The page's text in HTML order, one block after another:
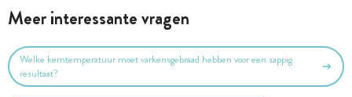
Meer interessante vragen
Welke kerntemperatuur moet varkensgebraad hebben voor een sappig
resultaat?